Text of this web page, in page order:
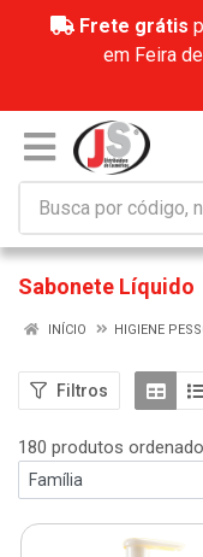
Frete grátis
em Feira
Sabonete Líquido
INÍCIO HIGIENE
Filtros
180 produtos